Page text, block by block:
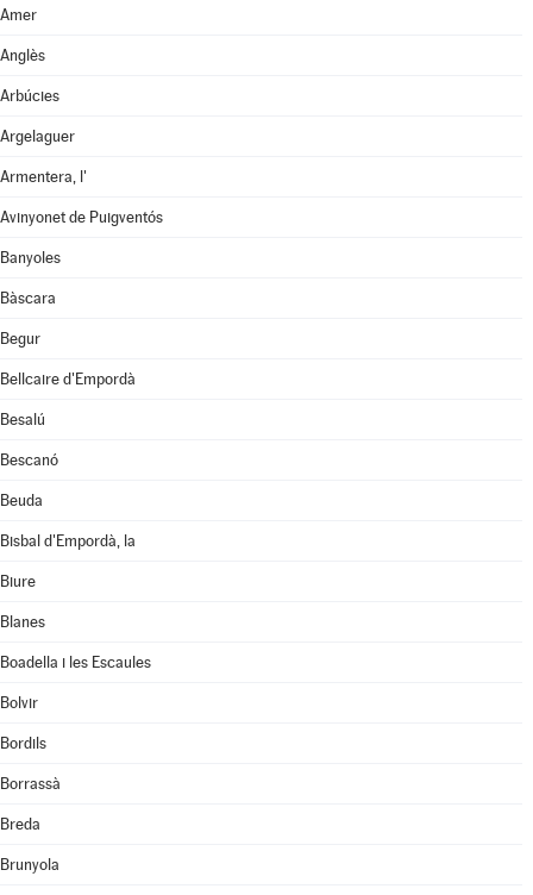
Amer
Anglès
Arbúcies
Argelaguer
Armentera, l'
Avinyonet de Puigventós
Banyoles
Bàscara
Begur
Bellcaire d'Empordà
Besalú
Bescanó
Beuda
Bisbal d'Empordà, la
Biure
Blanes
Boadella i les Escaules
Bolvir
Bordils
Borrassà
Breda
Brunyola